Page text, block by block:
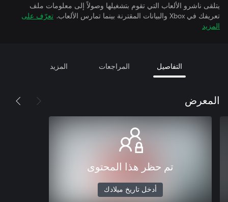
يتلقى ناشرو الألعاب التي تقوم بتشغيلها وصولاً إلى معلومات ملف
تعريفك في Xbox والبيانات المقترنة بينما تمارس الألعاب.
تعرّف على
المزيد
التفاصيل المراجعات المزيد
المعرض
تم حظر هذا المحتوى
أدخل تاريخ ميلادك